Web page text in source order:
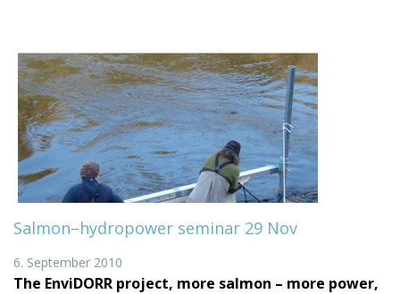
Salmon–hydropower seminar 29 Nov
6. September 2010
The EnviDORR project, more salmon – more power,